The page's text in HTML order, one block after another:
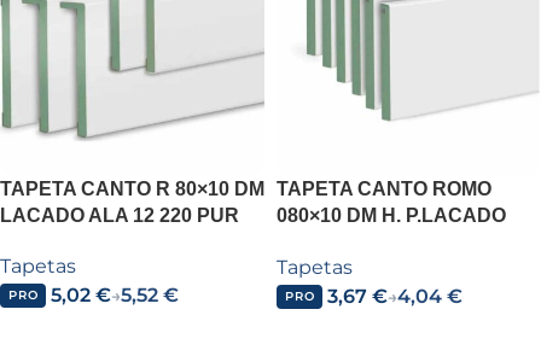
TAPETA CANTO R 80×10 DM
LACADO ALA 12 220 PUR
Tapetas
PRO 5,02€→5,52€
TAPETA CANTO ROMO
080×10 DM H. P.LACADO
Tapetas
PRO 3,67€→4,04€